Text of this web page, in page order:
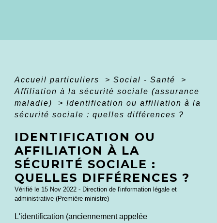
Accueil particuliers > Social - Santé
>
Affiliation à la sécurité sociale (assurance
maladie)
> Identification ou affiliation à la
sécurité sociale : quelles différences ?
IDENTIFICATION OU
AFFILIATION À LA
SÉCURITÉ SOCIALE :
QUELLES DIFFÉRENCES ?
Vérifié le 15 Nov 2022 - Direction de l'information légale et
administrative (Première ministre)
L'identification (anciennement appelée